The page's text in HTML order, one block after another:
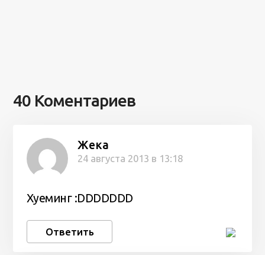
40 Коментариев
Жека
24 августа 2013 в 13:18
Хуеминг :DDDDDDD
Ответить